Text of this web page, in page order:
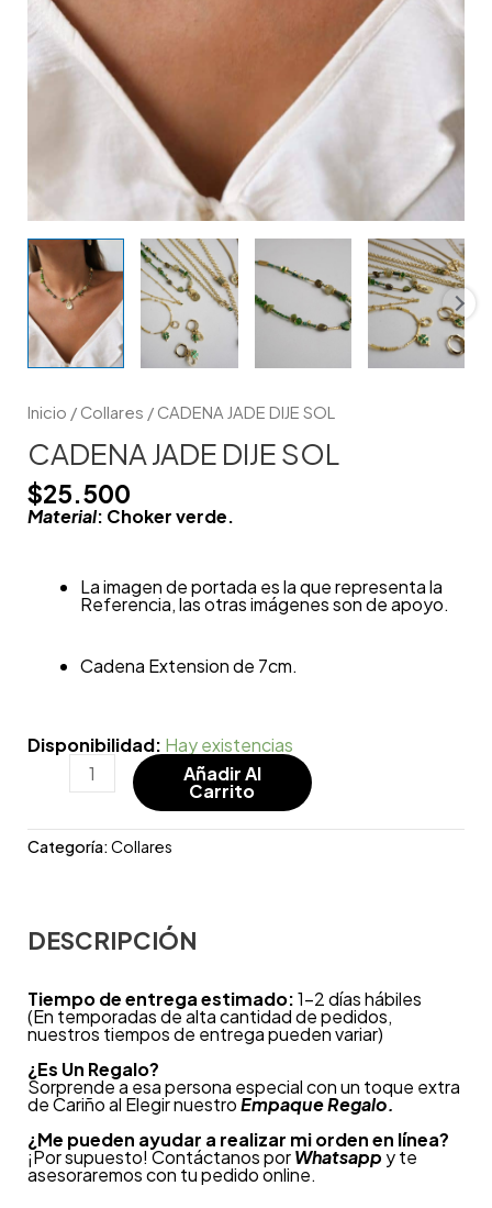
Inicio / Collares / CADENA JADE DIJE SOL
CADENA JADE DIJE SOL
$25.500
Material: Choker verde.
La imagen de portada es la que representa la
Referencia, las otras imágenes son de apoyo.
Cadena Extension de 7cm.
Disponibilidad: Hay existencias
Añadir Al
Carrito
Categoría:Collares
DESCRIPCIÓN
Tiempo de entrega estimado:1-2 días hábiles
(En temporadas de alta cantidad de pedidos,
nuestros tiempos de entrega pueden variar)
¿Es Un Regalo?
Sorprende a esa persona especial con un toque extra
de Cariño al Elegir nuestroEmpaque Regalo.
¿Me pueden ayudar a realizar mi orden en línea?
¡Por supuesto! Contáctanos porWhatsapp y te
asesoraremos con tu pedido online.